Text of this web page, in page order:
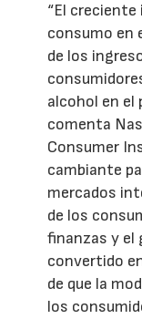
“El creciente
consumo en
de los
alcohol en el
comenta
Consumer
cambiante
mercados
de los
finanzas y el
convertido
de que la
los